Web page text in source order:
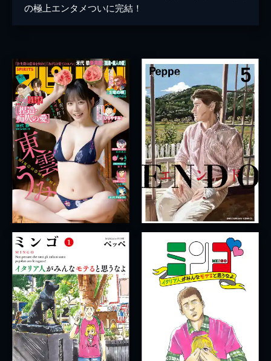
の極上エンタメついに完結！